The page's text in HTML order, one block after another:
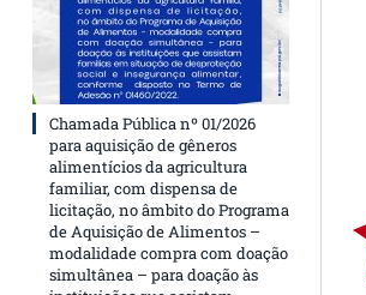
Chamada Pública nº 01/2026
para aquisição de gêneros
alimentícios da agricultura
familiar, com dispensa de
licitação, no âmbito do Programa
de Aquisição de Alimentos –
modalidade compra com doação
simultânea – para doação às